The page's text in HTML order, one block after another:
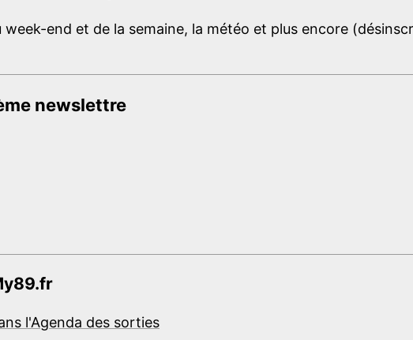
week-end et de la semaine, la météo et plus encore
newslettre
l'Agenda des sorties